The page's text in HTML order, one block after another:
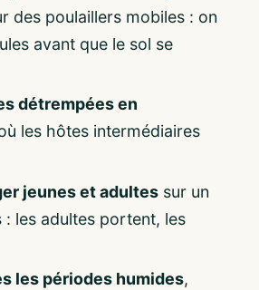
des poulaillers mobiles : on
avant que le sol se
détrempées en
les hôtes intermédiaires
jeunes et adultes sur un
les adultes portent, les
les périodes humides,